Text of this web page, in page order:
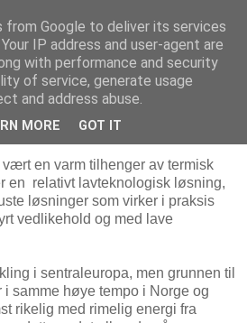
Miljøteknologi
innen solenergi
en varm tilhenger av termisk
en relativt lavteknologisk løsning,
løsninger som virker i praksis
vedlikehold og med lave
i sentraleuropa, men grunnen til
samme høye tempo i Norge og
rikelig med rimelig energi fra
from Google to deliver its services
IP address and user-agent are
with performance and security
of service, generate usage
and address abuse.
MORE GOT IT